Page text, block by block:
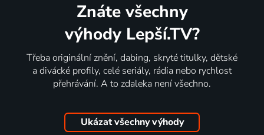
Znáte všechny
výhody Lepší.TV?
Třeba originální znění, dabing, skryté titulky, dětské
a divácké profily, celé seriály, rádia nebo rychlost
přehrávání. A to zdaleka není všechno.
Ukázat všechny výhody